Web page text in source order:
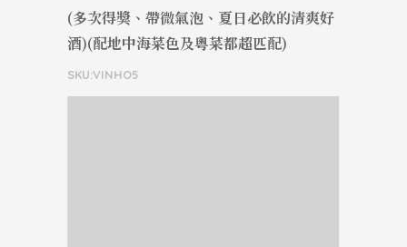
(多次得獎、帶微氣泡、夏日必飲的清爽好
酒)(配地中海菜色及粵菜都超匹配)
SKU:VINHO5